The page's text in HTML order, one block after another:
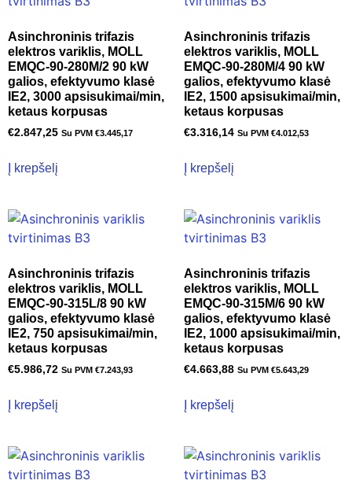
Asinchroninis trifazis
elektros variklis, MOLL
EMQC-90-280M/2 90 kW
galios, efektyvumo klasė
IE2, 3000 apsisukimai/min,
ketaus korpusas
€2.847,25 Su PVM €3.445,17
Į krepšelį
Asinchroninis trifazis
elektros variklis, MOLL
EMQC-90-280M/4 90 kW
galios, efektyvumo klasė
IE2, 1500 apsisukimai/min,
ketaus korpusas
€3.316,14 Su PVM €4.012,53
Į krepšelį
Asinchroninis trifazis
elektros variklis, MOLL
EMQC-90-315L/8 90 kW
galios, efektyvumo klasė
IE2, 750 apsisukimai/min,
ketaus korpusas
€5.986,72 Su PVM €7.243,93
Į krepšelį
Asinchroninis trifazis
elektros variklis, MOLL
EMQC-90-315M/6 90 kW
galios, efektyvumo klasė
IE2, 1000 apsisukimai/min,
ketaus korpusas
€4.663,88 Su PVM €5.643,29
Į krepšelį